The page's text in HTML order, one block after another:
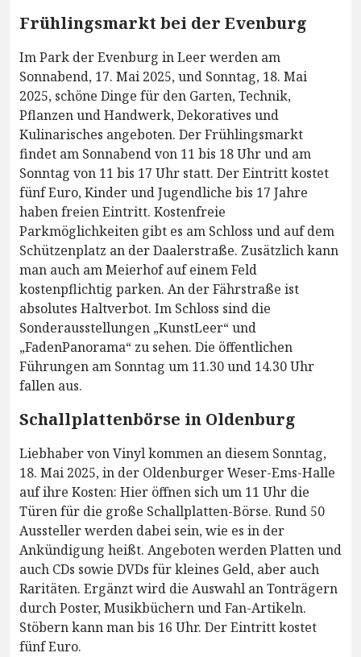
Frühlingsmarkt bei der Evenburg
Im Park der Evenburg in Leer werden am
Sonnabend, 17. Mai 2025, und Sonntag, 18. Mai
2025, schöne Dinge für den Garten, Technik,
Pflanzen und Handwerk, Dekoratives und
Kulinarisches angeboten. Der Frühlingsmarkt
findet am Sonnabend von 11 bis 18 Uhr und am
Sonntag von 11 bis 17 Uhr statt. Der Eintritt kostet
fünf Euro, Kinder und Jugendliche bis 17 Jahre
haben freien Eintritt. Kostenfreie
Parkmöglichkeiten gibt es am Schloss und auf dem
Schützenplatz an der Daalerstraße. Zusätzlich kann
man auch am Meierhof auf einem Feld
kostenpflichtig parken. An der Fährstraße ist
absolutes Haltverbot. Im Schloss sind die
Sonderausstellungen „KunstLeer“ und
„FadenPanorama“ zu sehen. Die öffentlichen
Führungen am Sonntag um 11.30 und 14.30 Uhr
fallen aus.
Schallplattenbörse in Oldenburg
Liebhaber von Vinyl kommen an diesem Sonntag,
18. Mai 2025, in der Oldenburger Weser-Ems-Halle
auf ihre Kosten: Hier öffnen sich um 11 Uhr die
Türen für die große Schallplatten-Börse. Rund 50
Aussteller werden dabei sein, wie es in der
Ankündigung heißt. Angeboten werden Platten und
auch CDs sowie DVDs für kleines Geld, aber auch
Raritäten. Ergänzt wird die Auswahl an Tonträgern
durch Poster, Musikbüchern und Fan-Artikeln.
Stöbern kann man bis 16 Uhr. Der Eintritt kostet
fünf Euro.